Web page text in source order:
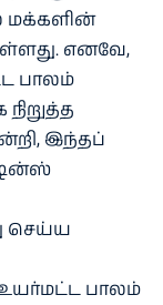
மக்களின்
எனவே,
பாலம்
இந்தப்
செய்ய
உயர்மட்ட பாலம்